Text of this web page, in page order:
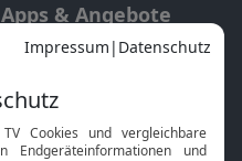
Apps & Angebote
Mobile App
Smart TV